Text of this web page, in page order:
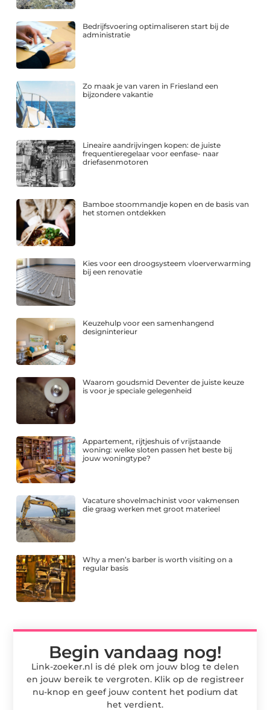
Bedrijfsvoering optimaliseren start bij de
administratie
Zo maak je van varen in Friesland een
bijzondere vakantie
Lineaire aandrijvingen kopen: de juiste
frequentieregelaar voor eenfase- naar
driefasenmotoren
Bamboe stoommandje kopen en de basis van
het stomen ontdekken
Kies voor een droogsysteem vloerverwarming
bij een renovatie
Keuzehulp voor een samenhangend
designinterieur
Waarom goudsmid Deventer de juiste keuze
is voor je speciale gelegenheid
Appartement, rijtjeshuis of vrijstaande
woning: welke sloten passen het beste bij
jouw woningtype?
Vacature shovelmachinist voor vakmensen
die graag werken met groot materieel
Why a men’s barber is worth visiting on a
regular basis
Begin vandaag nog!
Link-zoeker.nl is dé plek om jouw blog te delen
en jouw bereik te vergroten. Klik op de registreer
nu-knop en geef jouw content het podium dat
het verdient.